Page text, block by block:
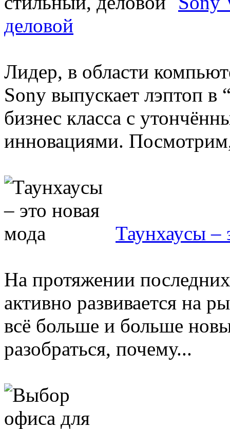
деловой
Лидер, в области
Sony выпускает лэптоп в
бизнес класса с
инновациями.
Таунхаусы –
На протяжении
активно развивается на
всё больше и больше
разобраться, почему...